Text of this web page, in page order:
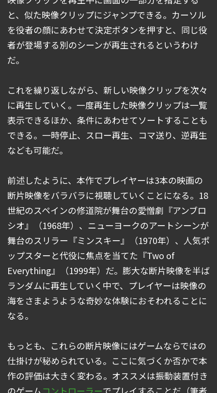
と、似た映像クリップにジャンプできる。カーソル
を役者の顔にあわせて決定ボタンを押すと、同じ役
者が登場する別のシーンが再生されるというわけ
だ。
これを繰り返しながら、新しい映像クリップを次々
に再生していく。一度再生した映像クリップは一覧
表示できるほか、条件にあわせてソートすることも
できる。一時停止、スロー再生、コマ送り、逆再生
なども可能だ。
前述したように、本作でプレイヤーは3本の映画の
断片映像をバラバラに視聴していくことになる。18
世紀のスペインの修道院が舞台の愛憎劇『アンブロ
シオ』（1968年）、ニューヨークのアートシーンが
舞台のスリラー『ミンスキー』（1970年）、人気ポ
ップスターと代役に焦点を当てた『Two of
Everything』（1999年）だ。膨大な断片映像を半ば
ランダムに再生していく中で、プレイヤーは映像の
海をさまようような奇妙な体験におそわれることに
なる。
もっとも、これらの断片映像にはゲームならではの
仕掛けが秘められている。ここに気づくか否かで本
作の評価は大きく変わる。オススメは振動装置付き
のゲームコントローラーでプレイすることだ（筆者